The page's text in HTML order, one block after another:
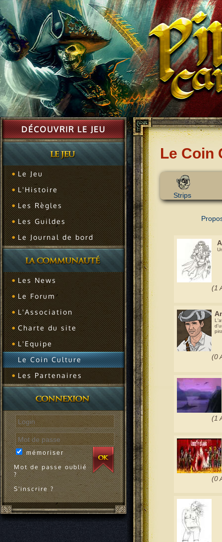
DÉCOUVRIR LE JEU
Le Jeu
L'Histoire
Les Règles
Les Guildes
Le Journal de bord
Les News
Le Forum
L'Association
Charte du site
L'Equipe
Le Coin Culture
Les Partenaires
mémoriser
Mot de passe oublié
?
S'inscrire ?
Le Coin
Strips
(1
(0
(1
(0